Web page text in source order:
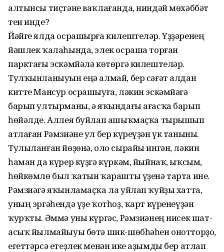
алтынсы тиҫтәне ваҡлағанда, ниндәй мөхәббәт
теи инде?
Йәйге ялда осрашырға килештеләр. Үҙҙәренең
йәшлек ҡалаһында, элек осраша торған
парктағы эскәмйәлә көтөргә килештеләр.
Тулҡынланыуын еңә алмай, бер сәғәт алдан
китте Мансур осрашыуға, ләкин эскәмйәгә
барып ултырманы, ә яҡындағы ағасҡа барып
һөйәлде. Аллея буйлап ашыҡмаҫҡа тырышып
атлаған Рәмзиәне ул бер күреүҙән үк таныны.
Тулыланған йөҙөнә, оло сырайы ингән, ләкин
һаман да күрер күҙгә күркәм, йыйнаҡ, ыҡсым,
һөйкөмлө был ҡатын ҡарашты үҙенә тарта ине.
Рәмзиәгә яҡынламаҫҡа ла уйлап ҡуйҙы хатта,
уның эргәһендә үҙе ҡотһоҙ, ҡарт күренеүҙән
ҡурҡты. Әммә уны күргәс, Рәмзиәнең нисек шат-
асыҡ йылмайыуы бөтә шик-шөбһәһен онотторҙо,
егеттәрсә етеҙлек менән ике аҙымды бер атлап